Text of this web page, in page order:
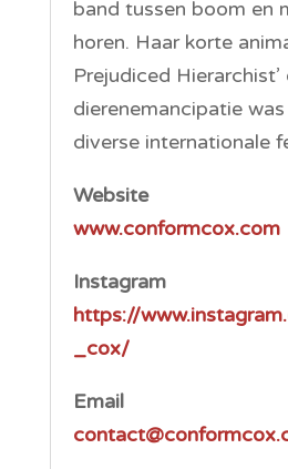
band tussen boom en
horen. Haar korte
Prejudiced Hierarchist’
dierenemancipatie
diverse internationale
Website
www.conformcox.com
Instagram
https://
_cox/
Email